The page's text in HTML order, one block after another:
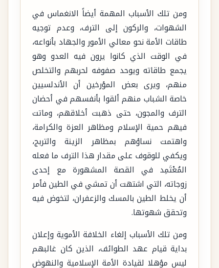
ومن تلك الأسباب المهمة أيضاً الانغماس في
الشهوات، والركون إلى الترف، وعدم توجيه
طاقات الأمة نحو معالي الأمور والجهاد بأنواعه،
في الوقت الذي كانوا يرون فيه العدو وهو
يجمع طاقاته ويوحد صفوفه لحربهم والتخلص
منهم، ويرى بعض المؤرخين أن الأندلسيين
خاصة الشباب منهم ألقوا بأنفسهم في أحضان
الترف والمجون، حتى ذهبت أخلاقهم، وماتت
فيهم حمية الإسلام ومظاهر العزة والكرامة،
واهتمت نساؤهم بمظاهر الزينة والتربج،
ويكفي للوقوف على مقدار هذا الترف ما فعله
المُعْتَمِد في القصة المشهورة مع إحدى
زوجاته، التي اشتهت أن تمشي في الطين فأمر
أن يخلط الطين بالمسك والزعفران، لتخوض فيه
وتحقق شهوتها.
ومن تلك الأسباب إلغاء الخلافة الأموية وإعلان
بداية قيام عهد الطوائف، الذين كان غالبهم
ليس مؤهلا لقيادة الأمة الإسلامية والنهوض